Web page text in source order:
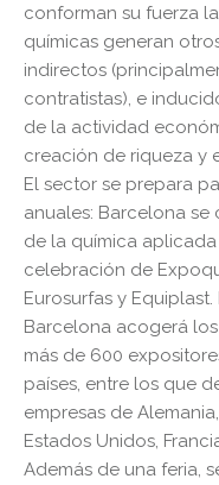
conforman su fuerza
químicas generan
indirectos
contratistas), e
de la actividad
creación de riqueza y
El sector se prepara
anuales: Barcelona
de la química
celebración de
Eurosurfas y
Barcelona acogerá
más de 600
países, entre los que
empresas de
Estados Unidos,
Además de una feria,